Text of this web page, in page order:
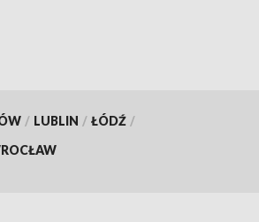
/ LUBLIN / ŁÓDŹ /